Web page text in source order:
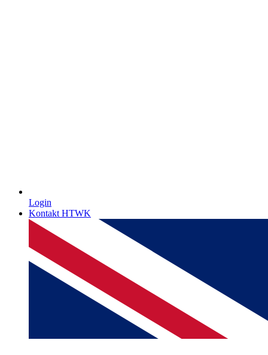
Login
Kontakt HTWK